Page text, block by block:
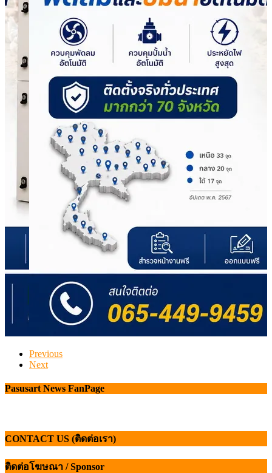
Previous
Next
Pasusart News FanPage
CONTACT US (ติดต่อเรา)
ติดต่อโฆษณา / Sponsor